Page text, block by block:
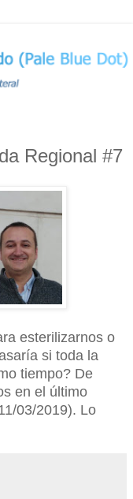
Regional #7
esterilizarnos o
si toda la
tiempo? De
en el último
03/2019). Lo